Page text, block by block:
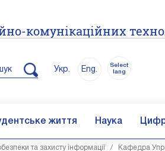
комунікаційних
Укр. Eng.
Select
lang
життя Наука
та захисту інформації / Кафедра